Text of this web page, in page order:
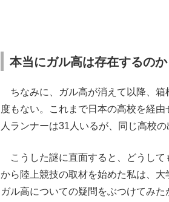
本当にガル高は存在するのか
ちなみに、ガル高が消えて以降、箱
度もない。これまで日本の高校を経
人ランナーは31人いるが、同じ高校
こうした謎に直面すると、どうして
から陸上競技の取材を始めた私は、
ガル高についての疑問をぶつけてみ